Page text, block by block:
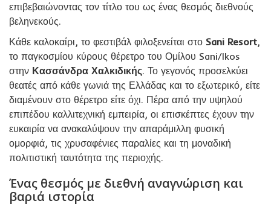
επιβεβαιώνοντας τον τίτλο του ως ένας θεσμός διεθνούς
βεληνεκούς.
Κάθε καλοκαίρι, το φεστιβάλ φιλοξενείται στο Sani Resort,
το παγκοσμίου κύρους θέρετρο του Ομίλου Sani/Ikos
στην Κασσάνδρα Χαλκιδικής. Το γεγονός προσελκύει
θεατές από κάθε γωνιά της Ελλάδας και το εξωτερικό, είτε
διαμένουν στο θέρετρο είτε όχι. Πέρα από την υψηλού
επιπέδου καλλιτεχνική εμπειρία, οι επισκέπτες έχουν την
ευκαιρία να ανακαλύψουν την απαράμιλλη φυσική
ομορφιά, τις χρυσαφένιες παραλίες και τη μοναδική
πολιτιστική ταυτότητα της περιοχής.
Ένας θεσμός με διεθνή αναγνώριση και
βαριά ιστορία